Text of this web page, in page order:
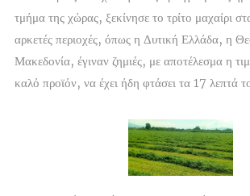
τμήμα της χώρας, ξεκίνησε το τρίτο μαχαίρι
αρκετές περιοχές, όπως η Δυτική Ελλάδα, η
Μακεδονία, έγιναν ζημιές, με αποτέλεσμα η
καλό προϊόν, να έχει ήδη φτάσει τα 17 λεπτά